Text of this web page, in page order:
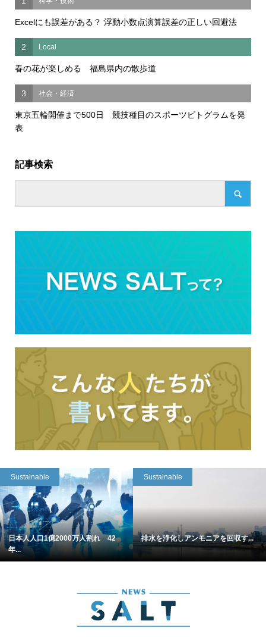
Excelにも誤差がある？ 浮動小数点演算誤差の正しい回避法
2 Local
春の花が楽しめる 福島県内の散歩道
3 社会・経済
東京五輪開催まで500日 競技種目のスポーツピトグラムを発
表
記事検索
Sustainable
日本人人口1億2000万人割れ 42
年...
Sustainable
排水を浄化しアンモニアを回収す...